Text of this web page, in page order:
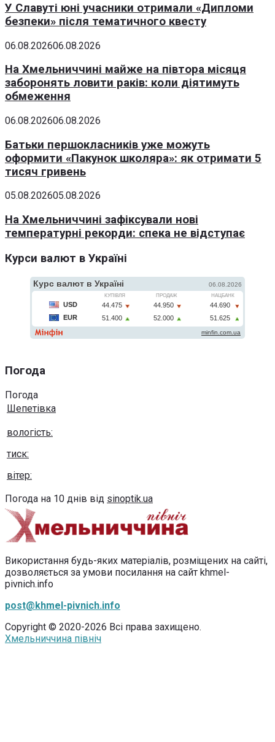
У Славуті юні учасники отримали «Дипломи
безпеки» після тематичного квесту
06.08.202606.08.2026
На Хмельниччині майже на півтора місяця
заборонять ловити раків: коли діятимуть
обмеження
06.08.202606.08.2026
Батьки першокласників уже можуть
оформити «Пакунок школяра»: як отримати 5
тисяч гривень
05.08.202605.08.2026
На Хмельниччині зафіксували нові
температурні рекорди: спека не відступає
Курси валют в Україні
Погода
Погода
Шепетівка
вологість:
тиск:
вітер:
Погода на 10 днів від sinoptik.ua
Використання будь-яких матеріалів, розміщених на сайті,
дозволяється за умови посилання на сайт khmel-
pivnich.info
post@khmel-pivnich.info
Copyright © 2020-2026 Всі права захищено.
Хмельниччина північ